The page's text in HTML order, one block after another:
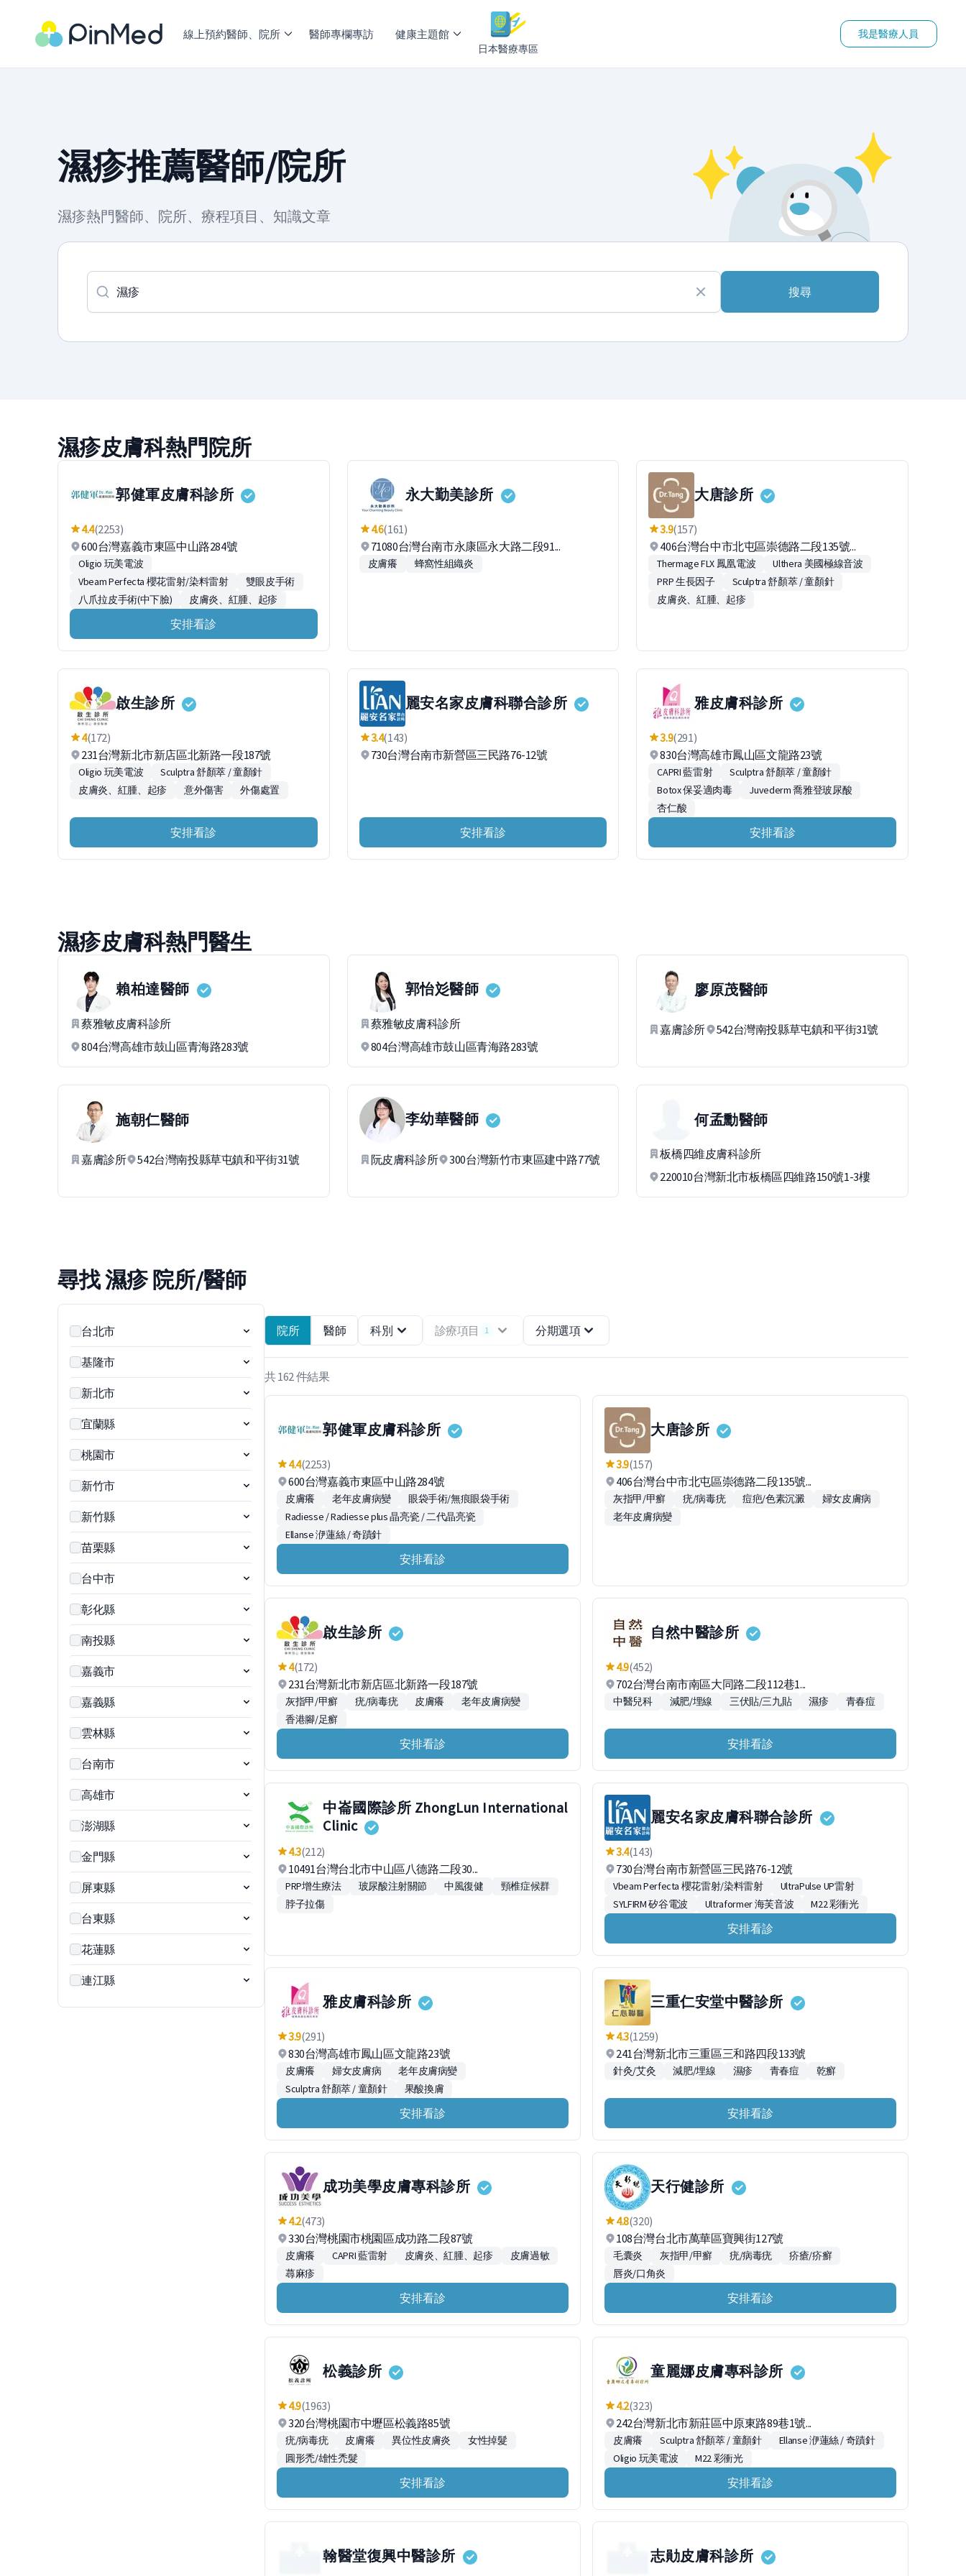
線上預約醫師、院所 醫師專欄專訪 健康主題館
日本醫療專區
我是醫療人員
濕疹推薦醫師/院所
濕疹熱門醫師、院所、療程項目、知識文章
搜尋
濕疹皮膚科熱門院所
郭健軍皮膚科診所
4.4(2253)
600台灣嘉義市東區中山路284號
Oligio 玩美電波
Vbeam Perfecta 櫻花雷射/染料雷射
雙眼皮手術
八爪拉皮手術(中下臉)
皮膚炎、紅腫、起疹
安排看診
永大勤美診所
4.6(161)
71080台灣台南市永康區永大路二段91...
皮膚癢 蜂窩性組織炎
大唐診所
3.9(157)
406台灣台中市北屯區崇德路二段135號...
Thermage FLX 鳳凰電波
Ulthera 美國極線音波
PRP 生長因子
Sculptra 舒顏萃 / 童顏針
皮膚炎、紅腫、起疹
啟生診所
4(172)
231台灣新北市新店區北新路一段187號
Oligio 玩美電波
Sculptra 舒顏萃 / 童顏針
皮膚炎、紅腫、起疹
意外傷害 外傷處置
安排看診
麗安名家皮膚科聯合診所
3.4(143)
730台灣台南市新營區三民路76-12號
安排看診
雅皮膚科診所
3.9(291)
830台灣高雄市鳳山區文龍路23號
CAPRI 藍雷射
Sculptra 舒顏萃 / 童顏針
Botox 保妥適肉毒
Juvederm 喬雅登玻尿酸
杏仁酸
安排看診
濕疹皮膚科熱門醫生
賴柏達醫師
蔡雅敏皮膚科診所
804台灣高雄市鼓山區青海路283號
郭怡彣醫師
蔡雅敏皮膚科診所
804台灣高雄市鼓山區青海路283號
廖原茂醫師
嘉膚診所 542台灣南投縣草屯鎮和平街31號
施朝仁醫師
嘉膚診所 542台灣南投縣草屯鎮和平街31號
李幼華醫師
阮皮膚科診所 300台灣新竹市東區建中路77號
何孟勳醫師
板橋四維皮膚科診所
220010台灣新北市板橋區四維路150號1-3樓
尋找 濕疹 院所/醫師
台北市
基隆市
新北市
宜蘭縣
桃園市
新竹市
新竹縣
苗栗縣
台中市
彰化縣
南投縣
嘉義市
嘉義縣
雲林縣
台南市
高雄市
澎湖縣
金門縣
屏東縣
台東縣
花蓮縣
連江縣
院所 醫師 科別 診療項目 1 分期選項
共 162 件結果
郭健軍皮膚科診所
4.4(2253)
600台灣嘉義市東區中山路284號
皮膚癢 老年皮膚病變
眼袋手術/無痕眼袋手術
Radiesse / Radiesse plus 晶亮瓷 / 二代晶亮瓷
Ellanse 洢蓮絲 / 奇蹟針
安排看診
大唐診所
3.9(157)
406台灣台中市北屯區崇德路二段135號...
灰指甲/甲癬 疣/病毒疣 痘疤/色素沉澱
婦女皮膚病
老年皮膚病變
啟生診所
4(172)
231台灣新北市新店區北新路一段187號
灰指甲/甲癬 疣/病毒疣 皮膚癢
老年皮膚病變
香港腳/足癬
安排看診
自然中醫診所
4.9(452)
702台灣台南市南區大同路二段112巷1...
中醫兒科 減肥/埋線 三伏貼/三九貼 濕疹 青春痘
安排看診
中崙國際診所 ZhongLun International
Clinic
4.3(212)
10491台灣台北市中山區八德路二段30...
PRP增生療法 玻尿酸注射關節 中風復健
頸椎症候群
脖子拉傷
麗安名家皮膚科聯合診所
3.4(143)
730台灣台南市新營區三民路76-12號
Vbeam Perfecta 櫻花雷射/染料雷射
UltraPulse UP雷射
SYLFIRM 矽谷電波
Ultraformer 海芙音波 M22 彩衝光
安排看診
雅皮膚科診所
3.9(291)
830台灣高雄市鳳山區文龍路23號
皮膚癢 婦女皮膚病
老年皮膚病變
Sculptra 舒顏萃 / 童顏針
果酸換膚
安排看診
三重仁安堂中醫診所
4.3(1259)
241台灣新北市三重區三和路四段133號
針灸/艾灸 減肥/埋線 濕疹 青春痘 乾癬
安排看診
成功美學皮膚專科診所
4.2(473)
330台灣桃園市桃園區成功路二段87號
皮膚癢 CAPRI 藍雷射 皮膚炎、紅腫、起疹
皮膚過敏
蕁麻疹
安排看診
天行健診所
4.8(320)
108台灣台北市萬華區寶興街127號
毛囊炎 灰指甲/甲癬 疣/病毒疣
疥瘡/疥癬
唇炎/口角炎
安排看診
松義診所
4.9(1963)
320台灣桃園市中壢區松義路85號
疣/病毒疣 皮膚癢 異位性皮膚炎
女性掉髮
圓形禿/雄性禿髮
安排看診
童麗娜皮膚專科診所
4.2(323)
242台灣新北市新莊區中原東路89巷1號...
皮膚癢 Sculptra 舒顏萃 / 童顏針
Ellanse 洢蓮絲 / 奇蹟針
Oligio 玩美電波
M22 彩衝光
安排看診
翰醫堂復興中醫診所 志勛皮膚科診所